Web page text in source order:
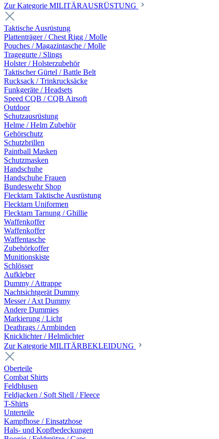
Zur Kategorie MILITÄRAUSRÜSTUNG
Taktische Ausrüstung
Plattenträger / Chest Rigg / Molle
Pouches / Magazintasche / Molle
Tragegurte / Slings
Holster / Holsterzubehör
Taktischer Gürtel / Battle Belt
Rucksack / Trinkrucksäcke
Funkgeräte / Headsets
Speed CQB / CQB Airsoft
Outdoor
Schutzausrüstung
Helme / Helm Zubehör
Gehörschutz
Schutzbrillen
Paintball Masken
Schutzmasken
Handschuhe
Handschuhe Frauen
Bundeswehr Shop
Flecktarn Taktische Ausrüstung
Flecktarn Uniformen
Flecktarn Tarnung / Ghillie
Waffenkoffer
Waffenkoffer
Waffentasche
Zubehörkoffer
Munitionskiste
Schlösser
Aufkleber
Dummy / Attrappe
Nachtsichtgerät Dummy
Messer / Axt Dummy
Andere Dummies
Markierung / Licht
Deathrags / Armbinden
Knicklichter / Helmlichter
Zur Kategorie MILITÄRBEKLEIDUNG
Oberteile
Combat Shirts
Feldblusen
Feldjacken / Soft Shell / Fleece
T-Shirts
Unterteile
Kampfhose / Einsatzhose
Hals- und Kopfbedeckungen